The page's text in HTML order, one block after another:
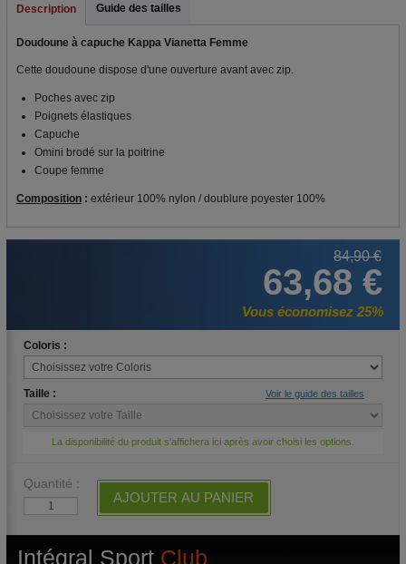
Description Guide des tailles
Doudoune à capuche Kappa Vianetta Femme
Cette doudoune dispose d'une ouverture avant avec zip.
Poches avec zip
Poignets élastiques
Capuche
Omini brodé sur la poitrine
Coupe femme
Composition : extérieur 100% nylon / doublure poyester 100%
84,90 €
63,68 €
Vous économisez 25%
Coloris :
Taille : Voir le guide des tailles
La disponibilité du produit s'affichera ici après avoir choisi les options.
Quantité :
AJOUTER AU PANIER
Intégral Sport Club